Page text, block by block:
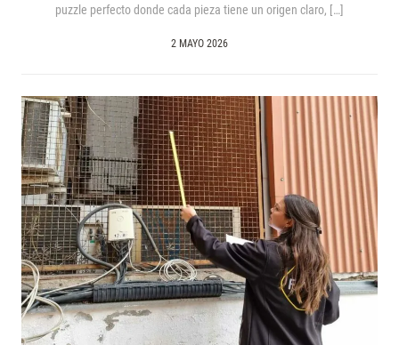
puzzle perfecto donde cada pieza tiene un origen claro, […]
2 MAYO 2026